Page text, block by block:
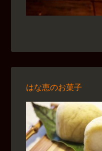
はな恵のお菓子